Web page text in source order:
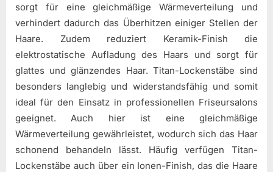
sorgt für eine gleichmäßige Wärmeverteilung und
verhindert dadurch das Überhitzen einiger Stellen der
Haare. Zudem reduziert Keramik-Finish die
elektrostatische Aufladung des Haars und sorgt für
glattes und glänzendes Haar. Titan-Lockenstäbe sind
besonders langlebig und widerstandsfähig und somit
ideal für den Einsatz in professionellen Friseursalons
geeignet. Auch hier ist eine gleichmäßige
Wärmeverteilung gewährleistet, wodurch sich das Haar
schonend behandeln lässt. Häufig verfügen Titan-
Lockenstäbe auch über ein Ionen-Finish, das die Haare